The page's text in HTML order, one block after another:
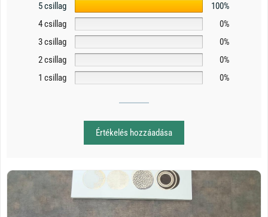
5 csillag
100%
4 csillag
0%
3 csillag
0%
2 csillag
0%
1 csillag
0%
Értékelés hozzáadása